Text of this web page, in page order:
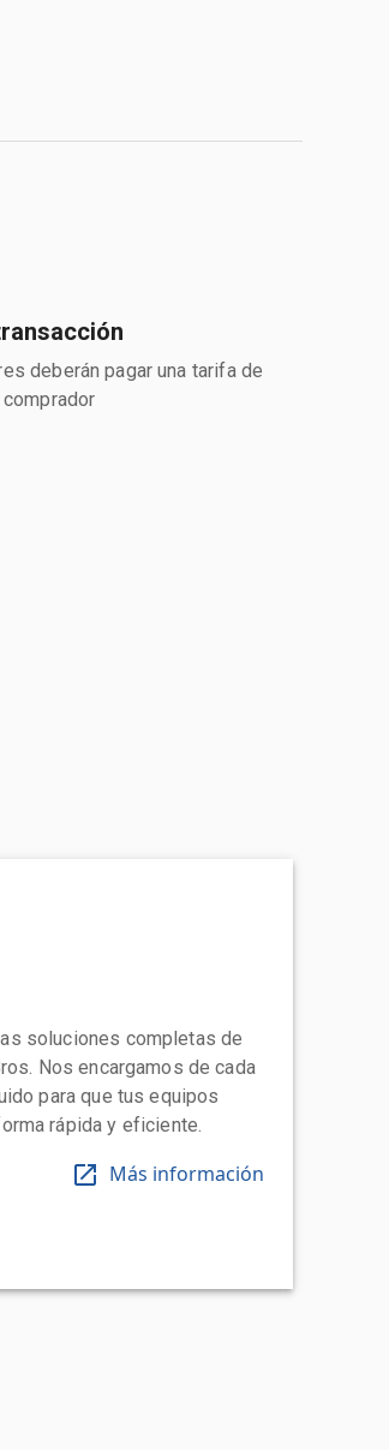
deberán pagar una tarifa de
soluciones completas de
Nos encargamos de cada
para que tus equipos
rápida y eficiente.
Más información